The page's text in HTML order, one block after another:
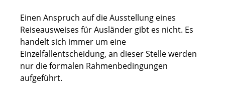
Einen Anspruch auf die Ausstellung eines
Reiseausweises für Ausländer gibt es nicht. Es
handelt sich immer um eine
Einzelfallentscheidung, an dieser Stelle werden
nur die formalen Rahmenbedingungen
aufgeführt.